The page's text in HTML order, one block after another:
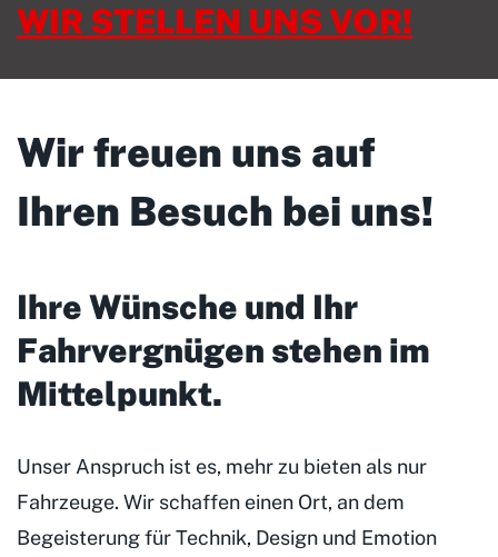
WIR STELLEN UNS VOR!
Wir freuen uns auf
Ihren Besuch bei uns!
Ihre Wünsche und Ihr
Fahrvergnügen stehen im
Mittelpunkt.
Unser Anspruch ist es, mehr zu bieten als nur
Fahrzeuge. Wir schaffen einen Ort, an dem
Begeisterung für Technik, Design und Emotion